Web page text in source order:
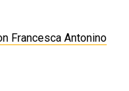
Francesca Antonino